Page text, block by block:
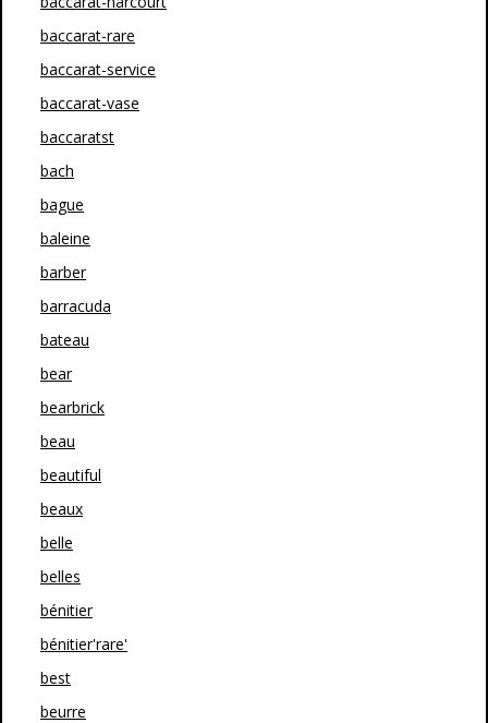
baccarat-rare
baccarat-service
baccarat-vase
baccaratst
bach
bague
baleine
barber
barracuda
bateau
bear
bearbrick
beau
beautiful
beaux
belle
belles
bénitier
bénitier'rare'
best
beurre